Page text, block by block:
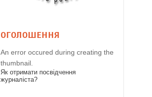
ОГОЛОШЕННЯ
An error occured during creating the
thumbnail.
Як отримати посвідчення
журналіста?